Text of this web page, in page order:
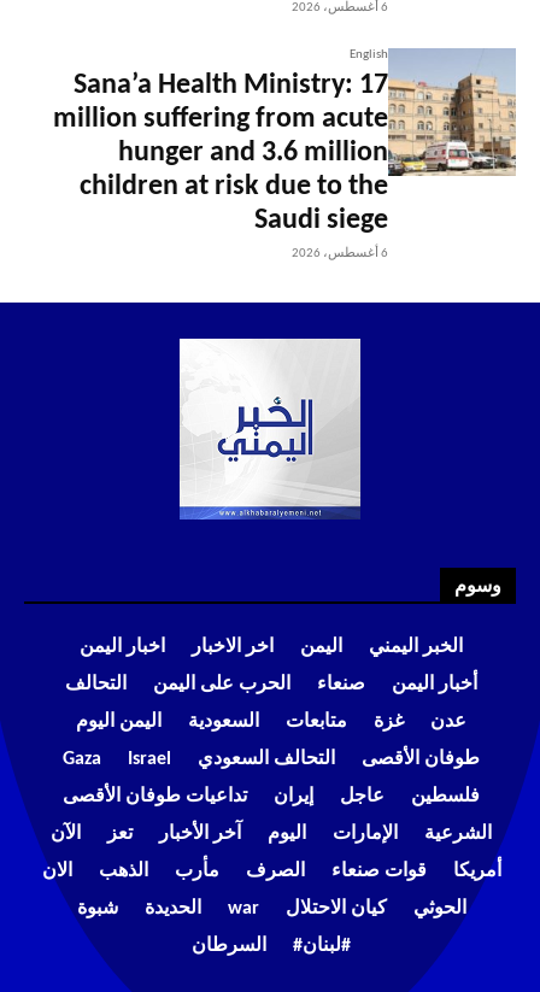
6 أغسطس، 2026
English
Sana’a Health Ministry: 17
million suffering from acute
hunger and 3.6 million
children at risk due to the
Saudi siege
6 أغسطس، 2026
وسوم
الخبر اليمني اليمن اخر الاخبار
اخبار اليمن
أخبار اليمن
صنعاء الحرب على اليمن
التحالف
عدن
غزة متابعات السعودية
اليمن اليوم
طوفان الأقصى
التحالف السعودي Israel
Gaza
فلسطين
عاجل إيران
تداعيات طوفان الأقصى
الشرعية
الإمارات اليوم آخر الأخبار تعز
الآن
أمريكا
قوات صنعاء الصرف مأرب الذهب
الان
الحوثي
كيان الاحتلال war الحديدة
شبوة
#لبنان#
السرطان